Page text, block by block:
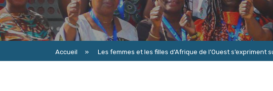
Accueil » Les femmes et les filles d’Afrique de l’Ouest s’expriment